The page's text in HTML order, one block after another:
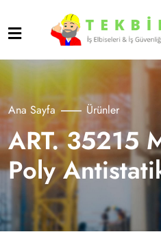
Ana Sayfa Ürünler
ART. 35215
Poly